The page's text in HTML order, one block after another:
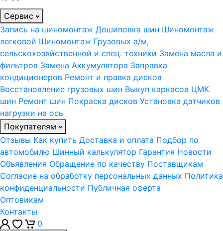
Сервис
Запись на шиномонтаж Дошиповка шин Шиномонтаж
легковой Шиномонтаж Грузовых а/м,
сельскохозяйственной и спец. техники Замена масла и
фильтров Замена Аккумулятора Заправка
кондиционеров Ремонт и правка дисков
Восстановление грузовых шин Выкуп каркасов ЦМК
шин Ремонт шин Покраска дисков Установка датчиков
нагрузки на ось
Покупателям
Отзывы Как купить Доставка и оплата Подбор по
автомобилю Шинный калькулятор Гарантия Новости
Объявления Обращение по качеству Поставщикам
Согласие на обработку персональных данных Политика
конфиденциальности Публичная оферта
Оптовикам
Контакты
0